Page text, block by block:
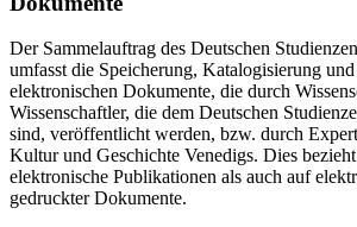
Der Sammelauftrag des Deutschen
umfasst die Speicherung, Katalogisierung
elektronischen Dokumente, die durch
Wissenschaftler, die dem Deutschen
sind, veröffentlicht werden, bzw. durch
Kultur und Geschichte Venedigs. Dies
elektronische Publikationen als auch auf
gedruckter Dokumente.